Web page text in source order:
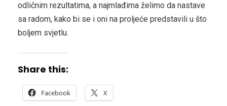
odličnim rezultatima, a najmlađima želimo da nastave
sa radom, kako bi se i oni na proljeće predstavili u što
boljem svjetlu.
Share this:
Facebook X